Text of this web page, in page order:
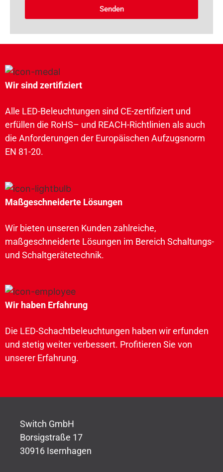
Senden
Wir sind zertifiziert
Alle LED-Beleuchtungen sind CE-zertifiziert und
erfüllen die RoHS– und REACH-Richtlinien als auch
die Anforderungen der Europäischen Aufzugsnorm
EN 81-20.
Maßgeschneiderte Lösungen
Wir bieten unseren Kunden zahlreiche,
maßgeschneiderte Lösungen im Bereich Schaltungs-
und Schaltgerätetechnik.
Wir haben Erfahrung
Die LED-Schachtbeleuchtungen haben wir erfunden
und stetig weiter verbessert. Profitieren Sie von
unserer Erfahrung.
Switch GmbH
Borsigstraße 17
30916 Isernhagen